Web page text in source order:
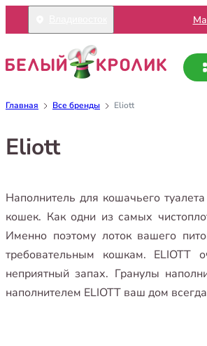
Главная Все бренды Eliott
Eliott
Наполнитель для кошачьего
кошек. Как одни из самых
Именно поэтому лоток вашего
требовательным кошкам. ELIOTT
неприятный запах. Гранулы
наполнителем ELIOTT ваш дом